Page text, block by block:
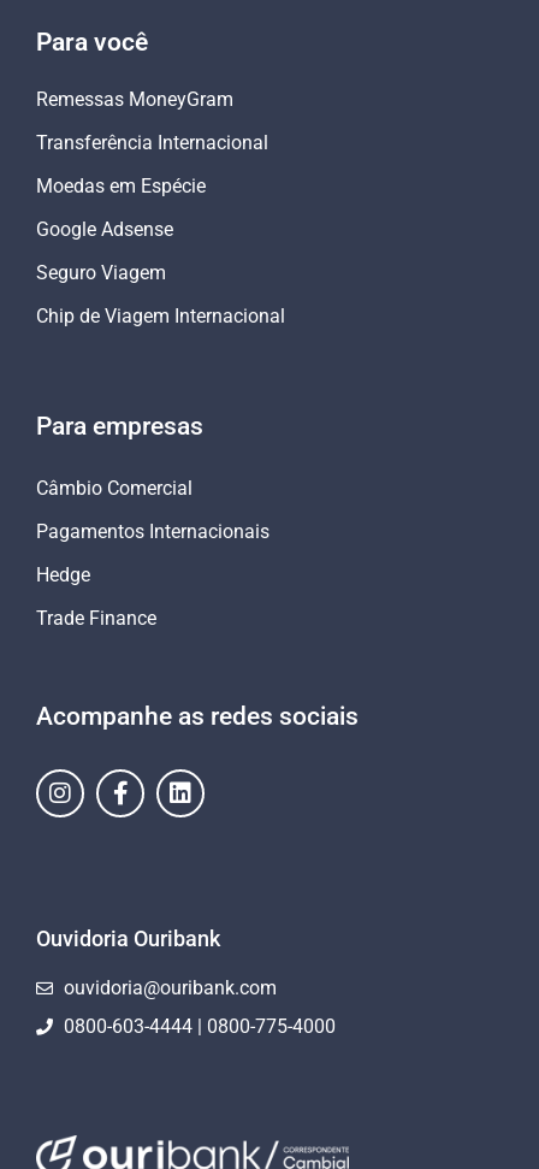
Para você
Remessas MoneyGram
Transferência Internacional
Moedas em Espécie
Google Adsense
Seguro Viagem
Chip de Viagem Internacional
Para empresas
Câmbio Comercial
Pagamentos Internacionais
Hedge
Trade Finance
Acompanhe as redes sociais
Ouvidoria Ouribank
ouvidoria@ouribank.com
0800-603-4444 | 0800-775-4000